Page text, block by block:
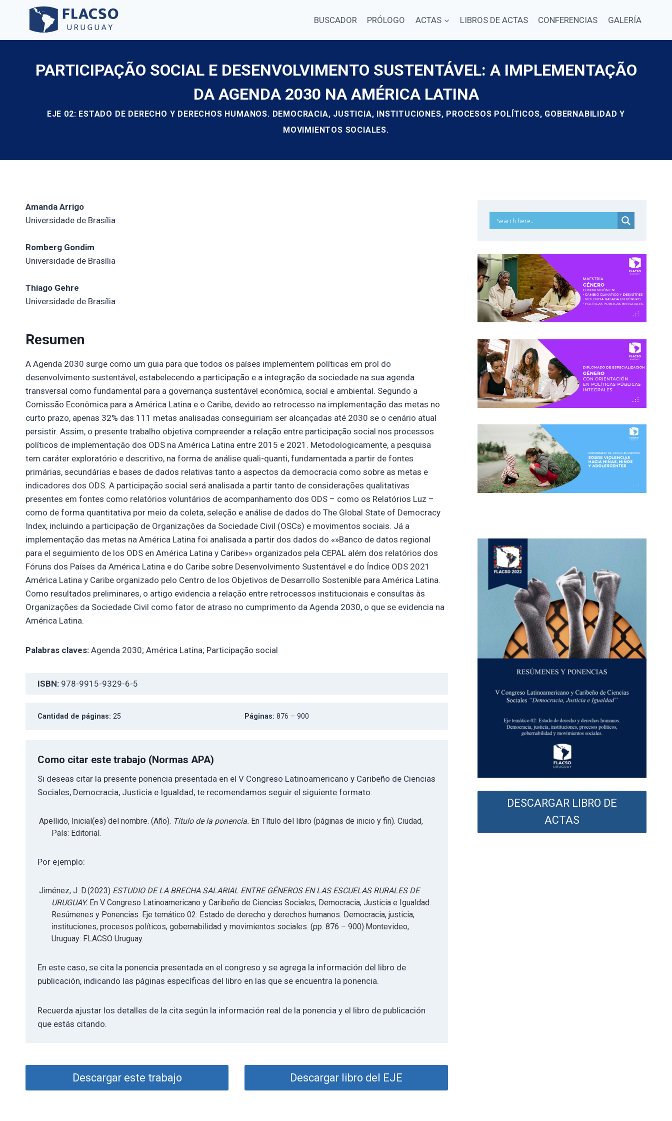
contenido
BUSCADOR PRÓLOGO ACTAS LIBROS DE ACTAS CONFERENCIAS GALERÍA
PARTICIPAÇÃO SOCIAL E DESENVOLVIMENTO SUSTENTÁVEL: A IMPLEMENTAÇÃO
DA AGENDA 2030 NA AMÉRICA LATINA
EJE 02: ESTADO DE DERECHO Y DERECHOS HUMANOS. DEMOCRACIA, JUSTICIA, INSTITUCIONES, PROCESOS POLÍTICOS, GOBERNABILIDAD Y
MOVIMIENTOS SOCIALES.
Amanda Arrigo
Universidade de Brasília
Romberg Gondim
Universidade de Brasília
Thiago Gehre
Universidade de Brasília
Resumen
A Agenda 2030 surge como um guia para que todos os países implementem políticas em prol do
desenvolvimento sustentável, estabelecendo a participação e a integração da sociedade na sua agenda
transversal como fundamental para a governança sustentável econômica, social e ambiental. Segundo a
Comissão Econômica para a América Latina e o Caribe, devido ao retrocesso na implementação das metas no
curto prazo, apenas 32% das 111 metas analisadas conseguiriam ser alcançadas até 2030 se o cenário atual
persistir. Assim, o presente trabalho objetiva compreender a relação entre participação social nos processos
políticos de implementação dos ODS na América Latina entre 2015 e 2021. Metodologicamente, a pesquisa
tem caráter exploratório e descritivo, na forma de análise quali-quanti, fundamentada a partir de fontes
primárias, secundárias e bases de dados relativas tanto a aspectos da democracia como sobre as metas e
indicadores dos ODS. A participação social será analisada a partir tanto de considerações qualitativas
presentes em fontes como relatórios voluntários de acompanhamento dos ODS – como os Relatórios Luz –
como de forma quantitativa por meio da coleta, seleção e análise de dados do The Global State of Democracy
Index, incluindo a participação de Organizações da Sociedade Civil (OSCs) e movimentos sociais. Já a
implementação das metas na América Latina foi analisada a partir dos dados do «»Banco de datos regional
para el seguimiento de los ODS en América Latina y Caribe»» organizados pela CEPAL além dos relatórios dos
Fóruns dos Países da América Latina e do Caribe sobre Desenvolvimento Sustentável e do Índice ODS 2021
América Latina y Caribe organizado pelo Centro de los Objetivos de Desarrollo Sostenible para América Latina.
Como resultados preliminares, o artigo evidencia a relação entre retrocessos institucionais e consultas às
Organizações da Sociedade Civil como fator de atraso no cumprimento da Agenda 2030, o que se evidencia na
América Latina.
Palabras claves: Agenda 2030; América Latina; Participação social
ISBN: 978-9915-9329-6-5
Cantidad de páginas: 25 Páginas:876 – 900
Como citar este trabajo (Normas APA)
Si deseas citar la presente ponencia presentada en el V Congreso Latinoamericano y Caribeño de Ciencias
Sociales, Democracia, Justicia e Igualdad, te recomendamos seguir el siguiente formato:
Apellido, Inicial(es) del nombre. (Año). Título de la ponencia. En Título del libro (páginas de inicio y fin). Ciudad,
País: Editorial.
Por ejemplo:
Jiménez, J. D.(2023) ESTUDIO DE LA BRECHA SALARIAL ENTRE GÉNEROS EN LAS ESCUELAS RURALES DE
URUGUAY. En V Congreso Latinoamericano y Caribeño de Ciencias Sociales, Democracia, Justicia e Igualdad.
Resúmenes y Ponencias. Eje temático 02: Estado de derecho y derechos humanos. Democracia, justicia,
instituciones, procesos políticos, gobernabilidad y movimientos sociales. (pp. 876 – 900).Montevideo,
Uruguay: FLACSO Uruguay.
En este caso, se cita la ponencia presentada en el congreso y se agrega la información del libro de
publicación, indicando las páginas específicas del libro en las que se encuentra la ponencia.
Recuerda ajustar los detalles de la cita según la información real de la ponencia y el libro de publicación
que estás citando.
Descargar este trabajo Descargar libro del EJE
DESCARGAR LIBRO DE
ACTAS